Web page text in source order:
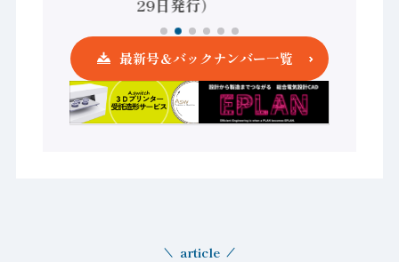
29日発行）
最新号＆バックナンバー一覧
article